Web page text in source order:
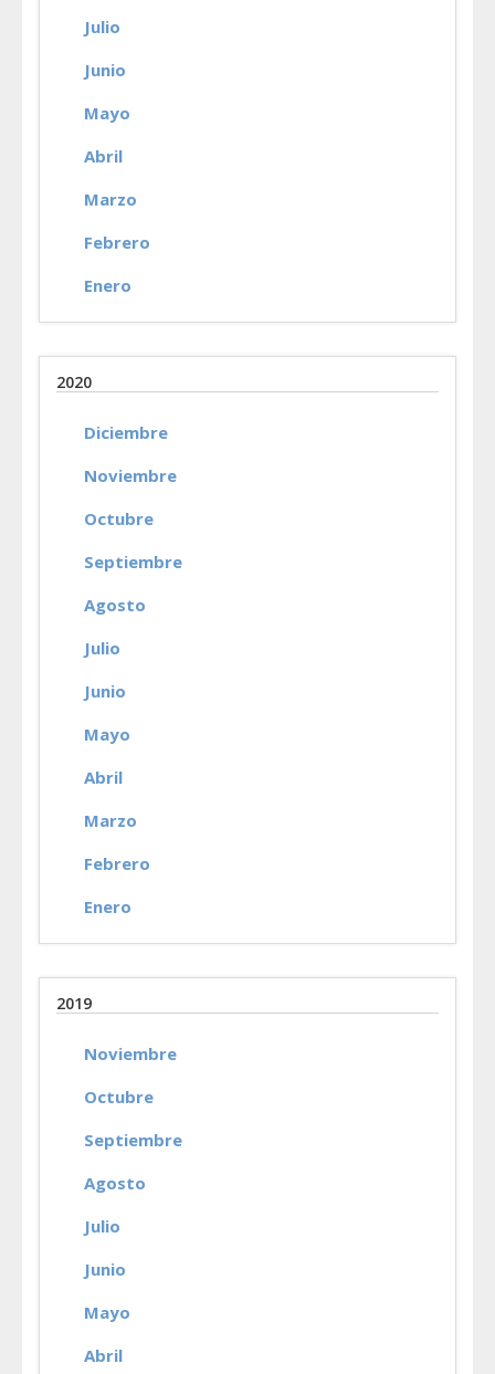
Julio
Junio
Mayo
Abril
Marzo
Febrero
Enero
2020
Diciembre
Noviembre
Octubre
Septiembre
Agosto
Julio
Junio
Mayo
Abril
Marzo
Febrero
Enero
2019
Noviembre
Octubre
Septiembre
Agosto
Julio
Junio
Mayo
Abril